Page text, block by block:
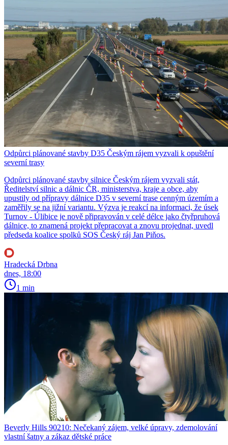
Odpůrci plánované stavby D35 Českým rájem vyzvali k opuštění
severní trasy
Odpůrci plánované stavby silnice Českým rájem vyzvali stát,
Ředitelství silnic a dálnic ČR, ministerstva, kraje a obce, aby
upustily od přípravy dálnice D35 v severní trase cenným územím a
zaměřily se na jižní variantu. Výzva je reakcí na informaci, že úsek
Turnov - Úlibice je nově připravován v celé délce jako čtyřpruhová
dálnice, to znamená projekt přepracovat a znovu projednat, uvedl
předseda koalice spolků SOS Český ráj Jan Piňos.
Hradecká Drbna
dnes, 18:00
1 min
Beverly Hills 90210: Nečekaný zájem, velké úpravy, zdemolování
vlastní šatny a zákaz dětské práce